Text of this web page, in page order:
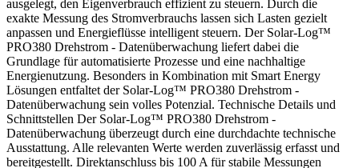
ausgelegt, den Eigenverbrauch effizient zu steuern. Durch die
exakte Messung des Stromverbrauchs lassen sich Lasten gezielt
anpassen und Energieflüsse intelligent steuern. Der Solar-Log™
PRO380 Drehstrom - Datenüberwachung liefert dabei die
Grundlage für automatisierte Prozesse und eine nachhaltige
Energienutzung. Besonders in Kombination mit Smart Energy
Lösungen entfaltet der Solar-Log™ PRO380 Drehstrom -
Datenüberwachung sein volles Potenzial. Technische Details und
Schnittstellen Der Solar-Log™ PRO380 Drehstrom -
Datenüberwachung überzeugt durch eine durchdachte technische
Ausstattung. Alle relevanten Werte werden zuverlässig erfasst und
bereitgestellt. Direktanschluss bis 100 A für stabile Messungen